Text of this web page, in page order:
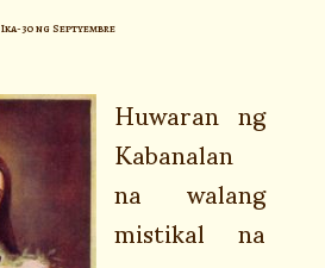
Ika-30 ng Septyembre
Huwaran ng
Kabanalan
na walang
mistikal na